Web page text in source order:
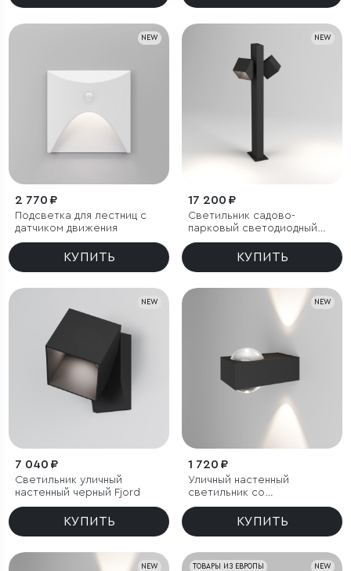
NEW
2 770 ₽
Подсветка для лестниц с
датчиком движения
КУПИТЬ
NEW
17 200 ₽
Светильник садово-
парковый светодиодный
Fjord
КУПИТЬ
NEW
7 040 ₽
Светильник уличный
настенный черный Fjord
КУПИТЬ
NEW
1 720 ₽
Уличный настенный
светильник со
светодиодами Lenses
КУПИТЬ
NEW NEW
ТОВАРЫ ИЗ ЕВРОПЫ